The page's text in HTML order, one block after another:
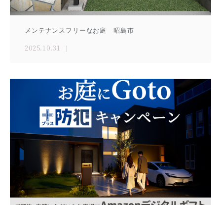
メンテナンスフリーなお庭 昭島市
2025.10.31